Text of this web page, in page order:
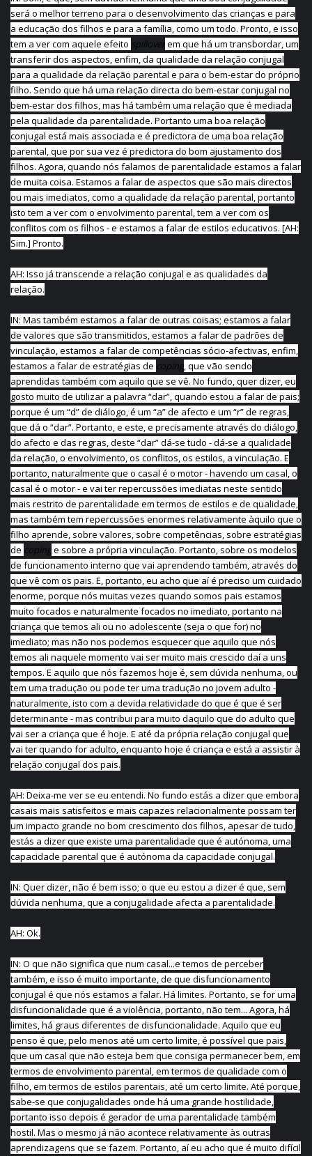
será o melhor terreno para o desenvolvimento das crianças e para
a educação dos filhos e para a família, como um todo. Pronto, e isso
tem a ver com aquele efeito spillover em que há um transbordar, um
transferir dos aspectos, enfim, da qualidade da relação conjugal
para a qualidade da relação parental e para o bem-estar do próprio
filho. Sendo que há uma relação directa do bem-estar conjugal no
bem-estar dos filhos, mas há também uma relação que é mediada
pela qualidade da parentalidade. Portanto uma boa relação
conjugal está mais associada e é predictora de uma boa relação
parental, que por sua vez é predictora do bom ajustamento dos
filhos. Agora, quando nós falamos de parentalidade estamos a falar
de muita coisa. Estamos a falar de aspectos que são mais directos
ou mais imediatos, como a qualidade da relação parental, portanto
isto tem a ver com o envolvimento parental, tem a ver com os
conflitos com os filhos - e estamos a falar de estilos educativos. [AH:
Sim.] Pronto.
AH: Isso já transcende a relação conjugal e as qualidades da
relação.
IN: Mas também estamos a falar de outras coisas; estamos a falar
de valores que são transmitidos, estamos a falar de padrões de
vinculação, estamos a falar de competências sócio-afectivas, enfim,
estamos a falar de estratégias de coping, que vão sendo
aprendidas também com aquilo que se vê. No fundo, quer dizer, eu
gosto muito de utilizar a palavra “dar”, quando estou a falar de pais;
porque é um “d” de diálogo, é um “a” de afecto e um “r” de regras,
que dá o “dar”. Portanto, e este, e precisamente através do diálogo,
do afecto e das regras, deste “dar” dá-se tudo - dá-se a qualidade
da relação, o envolvimento, os conflitos, os estilos, a vinculação. E
portanto, naturalmente que o casal é o motor - havendo um casal, o
casal é o motor - e vai ter repercussões imediatas neste sentido
mais restrito de parentalidade em termos de estilos e de qualidade,
mas também tem repercussões enormes relativamente àquilo que o
filho aprende, sobre valores, sobre competências, sobre estratégias
de copinge sobre a própria vinculação. Portanto, sobre os modelos
de funcionamento interno que vai aprendendo também, através do
que vê com os pais. E, portanto, eu acho que aí é preciso um cuidado
enorme, porque nós muitas vezes quando somos pais estamos
muito focados e naturalmente focados no imediato, portanto na
criança que temos ali ou no adolescente (seja o que for) no
imediato; mas não nos podemos esquecer que aquilo que nós
temos ali naquele momento vai ser muito mais crescido daí a uns
tempos. E aquilo que nós fazemos hoje é, sem dúvida nenhuma, ou
tem uma tradução ou pode ter uma tradução no jovem adulto -
naturalmente, isto com a devida relatividade do que é que é ser
determinante - mas contribui para muito daquilo que do adulto que
vai ser a criança que é hoje. E até da própria relação conjugal que
vai ter quando for adulto, enquanto hoje é criança e está a assistir à
relação conjugal dos pais.
AH: Deixa-me ver se eu entendi. No fundo estás a dizer que embora
casais mais satisfeitos e mais capazes relacionalmente possam ter
um impacto grande no bom crescimento dos filhos, apesar de tudo,
estás a dizer que existe uma parentalidade que é autónoma, uma
capacidade parental que é autónoma da capacidade conjugal.
IN: Quer dizer, não é bem isso; o que eu estou a dizer é que, sem
dúvida nenhuma, que a conjugalidade afecta a parentalidade.
AH: Ok.
IN: O que não significa que num casal...e temos de perceber
também, e isso é muito importante, de que disfuncionamento
conjugal é que nós estamos a falar. Há limites. Portanto, se for uma
disfuncionalidade que é a violência, portanto, não tem... Agora, há
limites, há graus diferentes de disfuncionalidade. Aquilo que eu
penso é que, pelo menos até um certo limite, é possível que pais,
que um casal que não esteja bem que consiga permanecer bem, em
termos de envolvimento parental, em termos de qualidade com o
filho, em termos de estilos parentais, até um certo limite. Até porque,
sabe-se que conjugalidades onde há uma grande hostilidade,
portanto isso depois é gerador de uma parentalidade também
hostil. Mas o mesmo já não acontece relativamente às outras
aprendizagens que se fazem. Portanto, aí eu acho que é muito difícil